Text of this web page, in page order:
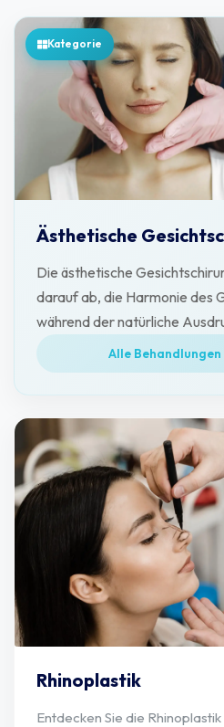
Kategorie
Ästhetische
Die ästhetische
darauf ab, die Harmonie des
während der natürliche
Ergebnisse bewahrt werden.
Alle
Rhinoplastik
Entdecken Sie die